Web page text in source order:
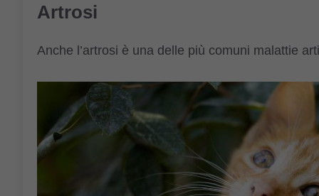
Artrosi
Anche l’artrosi è una delle più comuni malattie